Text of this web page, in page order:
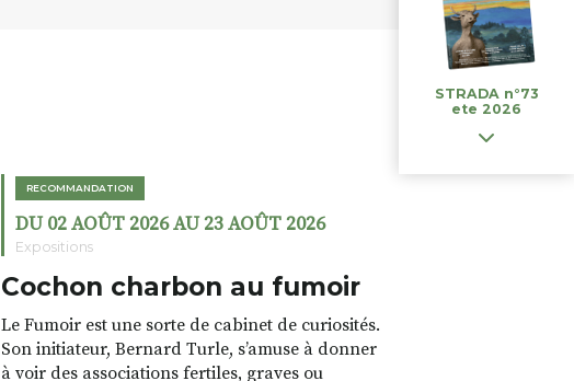
RECOMMANDATION
DU 02 AOÛT 2026 AU 23 AOÛT 2026
Expositions
Cochon charbon au fumoir
Le Fumoir est une sorte de cabinet de curiosités.
Son initiateur, Bernard Turle, s’amuse à donner
à voir des associations fertiles, graves ou
STRADA n°73
ete 2026